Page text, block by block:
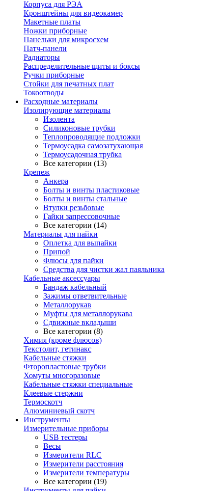
Корпуса для РЭА
Кронштейны для видеокамер
Макетные платы
Ножки приборные
Панельки для микросхем
Патч-панели
Радиаторы
Распределительные щиты и боксы
Ручки приборные
Стойки для печатных плат
Токоотводы
Расходные материалы
Изолирующие материалы
Изолента
Силиконовые трубки
Теплопроводящие подложки
Термоусадка самозатухающая
Термоусадочная трубка
Все категории (13)
Крепеж
Анкера
Болты и винты пластиковые
Болты и винты стальные
Втулки резьбовые
Гайки запрессовочные
Все категории (14)
Материалы для пайки
Оплетка для выпайки
Припой
Флюсы для пайки
Средства для чистки жал паяльника
Кабельные аксессуары
Бандаж кабельный
Зажимы ответвительные
Металлорукав
Муфты для металлорукава
Сдвижные вкладыши
Все категории (8)
Химия (кроме флюсов)
Текстолит, гетинакс
Кабельные стяжки
Фторопластовые трубки
Хомуты многоразовые
Кабельные стяжки специальные
Клеевые стержни
Термоскотч
Алюминиевый скотч
Инструменты
Измерительные приборы
USB тестеры
Весы
Измерители RLC
Измерители расстояния
Измерители температуры
Все категории (19)